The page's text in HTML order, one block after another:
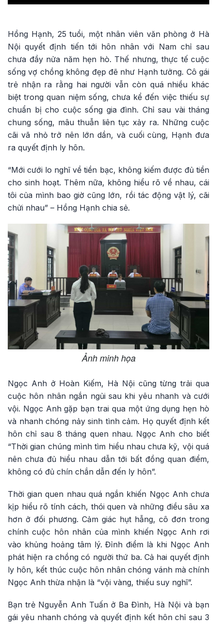
Hồng Hạnh, 25 tuổi, một nhân viên văn phòng ở Hà
Nội quyết định tiến tới hôn nhân với Nam chỉ sau
chưa đầy nửa năm hẹn hò. Thế nhưng, thực tế cuộc
sống vợ chồng không đẹp đẽ như Hạnh tưởng. Cô gái
trẻ nhận ra rằng hai người vẫn còn quá nhiều khác
biệt trong quan niệm sống, chưa kể đến việc thiếu sự
chuẩn bị cho cuộc sống gia đình. Chỉ sau vài tháng
chung sống, mâu thuẫn liên tục xảy ra. Những cuộc
cãi vã nhỏ trở nên lớn dần, và cuối cùng, Hạnh đưa
ra quyết định ly hôn.
“Mới cưới lo nghĩ về tiền bạc, không kiếm được đủ tiền
cho sinh hoạt. Thêm nữa, không hiểu rõ về nhau, cái
tôi của mình bao giờ cũng lớn, rồi tác động vật lý, cãi
chửi nhau” – Hồng Hạnh chia sẻ.
Ảnh minh họa
Ngọc Anh ở Hoàn Kiếm, Hà Nội cũng từng trải qua
cuộc hôn nhân ngắn ngủi sau khi yêu nhanh và cưới
vội. Ngọc Anh gặp bạn trai qua một ứng dụng hẹn hò
và nhanh chóng nảy sinh tình cảm. Họ quyết định kết
hôn chỉ sau 8 tháng quen nhau. Ngọc Anh cho biết
“Thời gian chúng mình tìm hiểu nhau chưa kỹ, vội quá
nên chưa đủ hiểu nhau dẫn tới bất đồng quan điểm,
không có đủ chín chắn dẫn đến ly hôn”.
Thời gian quen nhau quá ngắn khiến Ngọc Anh chưa
kịp hiểu rõ tính cách, thói quen và những điều sâu xa
hơn ở đối phương. Cảm giác hụt hẫng, cô đơn trong
chính cuộc hôn nhân của mình khiến Ngọc Anh rơi
vào khủng hoảng tâm lý. Đỉnh điểm là khi Ngọc Anh
phát hiện ra chồng có người thứ ba. Cả hai quyết định
ly hôn, kết thúc cuộc hôn nhân chóng vánh mà chính
Ngọc Anh thừa nhận là “vội vàng, thiếu suy nghĩ”.
Bạn trẻ Nguyễn Anh Tuấn ở Ba Đình, Hà Nội và bạn
gái yêu nhanh chóng và quyết định kết hôn chỉ sau 3